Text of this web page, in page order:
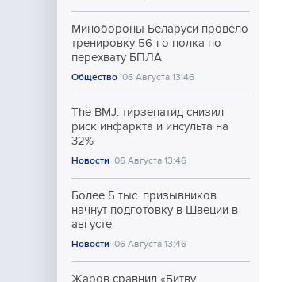
Минобороны Беларуси провело
тренировку 56-го полка по
перехвату БПЛА
Общество 06 Августа 13:46
The BMJ: тирзепатид снизил
риск инфаркта и инсульта на
32%
Новости 06 Августа 13:46
Более 5 тыс. призывников
начнут подготовку в Швеции в
августе
Новости 06 Августа 13:46
Жаров сравнил «Битву